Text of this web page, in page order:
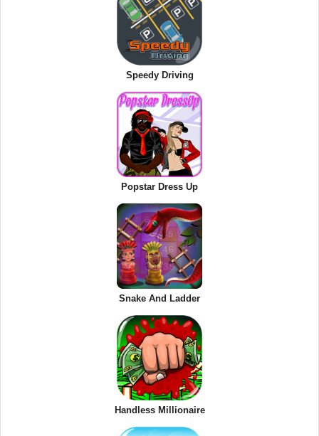
Speedy Driving
Popstar Dress Up
Snake And Ladder
Handless Millionaire